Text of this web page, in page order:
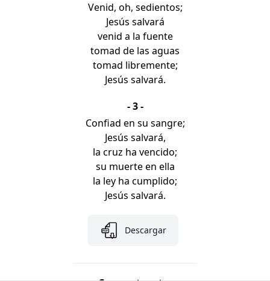
Venid, oh, sedientos;
Jesús salvará
venid a la fuente
tomad de las aguas
tomad libremente;
Jesús salvará.
- 3 -
Confiad en su sangre;
Jesús salvará,
la cruz ha vencido;
su muerte en ella
la ley ha cumplido;
Jesús salvará.
Descargar